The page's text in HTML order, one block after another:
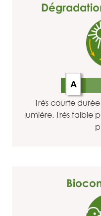
A
Très courte
lumière. Très faible